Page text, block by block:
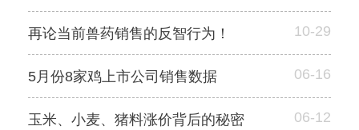
再论当前兽药销售的反智行为！ 10-29
5月份8家鸡上市公司销售数据 06-16
玉米、小麦、猪料涨价背后的秘密 06-12